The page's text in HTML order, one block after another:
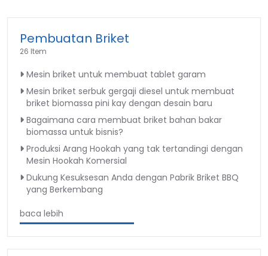
Pembuatan Briket
26 Item
Mesin briket untuk membuat tablet garam
Mesin briket serbuk gergaji diesel untuk membuat
briket biomassa pini kay dengan desain baru
Bagaimana cara membuat briket bahan bakar
biomassa untuk bisnis?
Produksi Arang Hookah yang tak tertandingi dengan
Mesin Hookah Komersial
Dukung Kesuksesan Anda dengan Pabrik Briket BBQ
yang Berkembang
baca lebih